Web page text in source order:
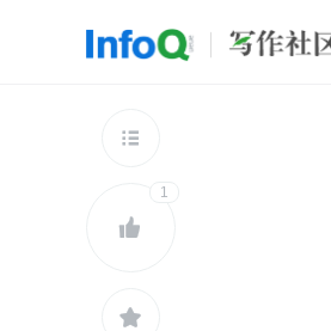
查看更多


1
